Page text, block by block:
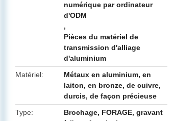
numérique par ordinateur
d'ODM
,
Pièces du matériel de
transmission d'alliage
d'aluminium
Matériel
Métaux en aluminium, en
laiton, en bronze, de cuivre,
durcis, de façon précieuse
Type
Brochage, FORAGE, gravant